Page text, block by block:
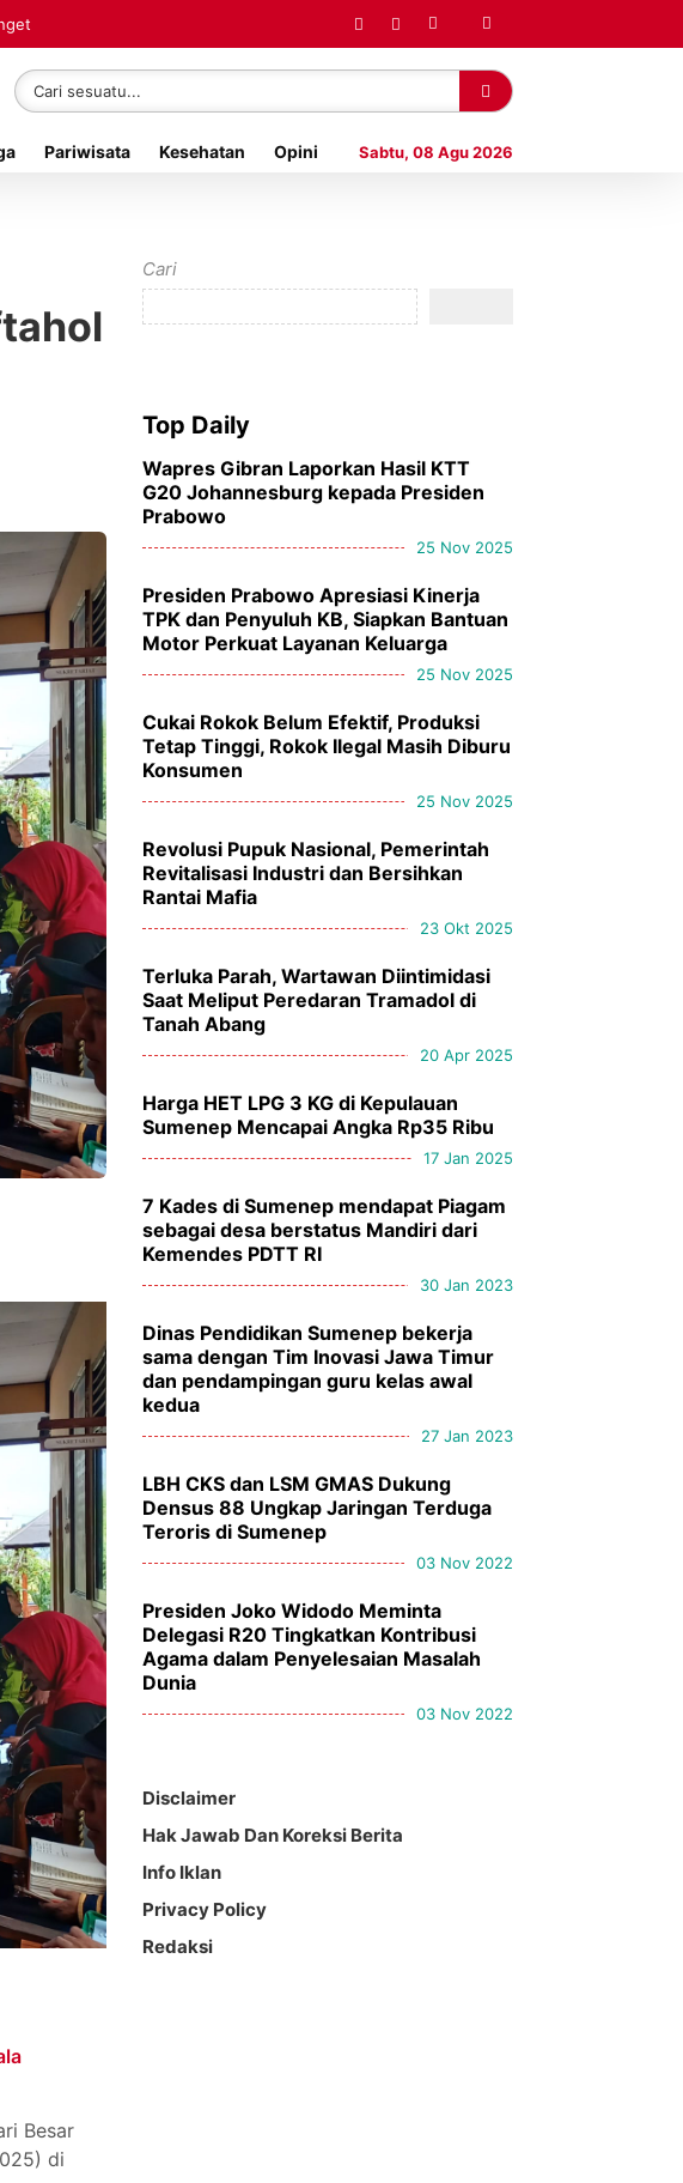
Pariwisata Kesehatan Opini Sabtu, 08 Agu 2026
Besar
di
Cari
Top Daily
Wapres Gibran Laporkan Hasil KTT
G20 Johannesburg kepada Presiden
Prabowo
25 Nov 2025
Presiden Prabowo Apresiasi Kinerja
TPK dan Penyuluh KB, Siapkan Bantuan
Motor Perkuat Layanan Keluarga
25 Nov 2025
Cukai Rokok Belum Efektif, Produksi
Tetap Tinggi, Rokok Ilegal Masih Diburu
Konsumen
25 Nov 2025
Revolusi Pupuk Nasional, Pemerintah
Revitalisasi Industri dan Bersihkan
Rantai Mafia
23 Okt 2025
Terluka Parah, Wartawan Diintimidasi
Saat Meliput Peredaran Tramadol di
Tanah Abang
20 Apr 2025
Harga HET LPG 3 KG di Kepulauan
Sumenep Mencapai Angka Rp35 Ribu
17 Jan 2025
7 Kades di Sumenep mendapat Piagam
sebagai desa berstatus Mandiri dari
Kemendes PDTT RI
30 Jan 2023
Dinas Pendidikan Sumenep bekerja
sama dengan Tim Inovasi Jawa Timur
dan pendampingan guru kelas awal
kedua
27 Jan 2023
LBH CKS dan LSM GMAS Dukung
Densus 88 Ungkap Jaringan Terduga
Teroris di Sumenep
03 Nov 2022
Presiden Joko Widodo Meminta
Delegasi R20 Tingkatkan Kontribusi
Agama dalam Penyelesaian Masalah
Dunia
03 Nov 2022
Disclaimer
Hak Jawab Dan Koreksi Berita
Info Iklan
Privacy Policy
Redaksi